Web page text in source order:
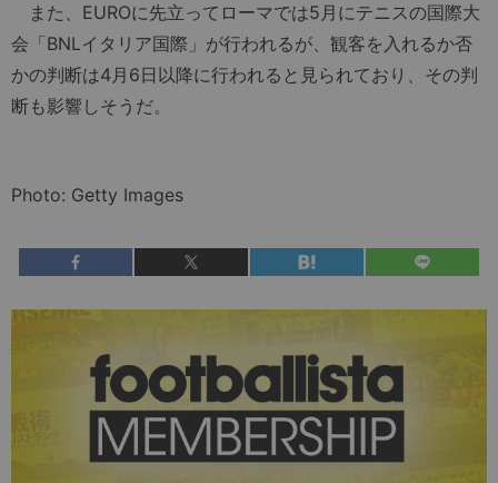
また、EUROに先立ってローマでは5月にテニスの国際大
会「BNLイタリア国際」が行われるが、観客を入れるか否
かの判断は4月6日以降に行われると見られており、その判
断も影響しそうだ。
Photo: Getty Images